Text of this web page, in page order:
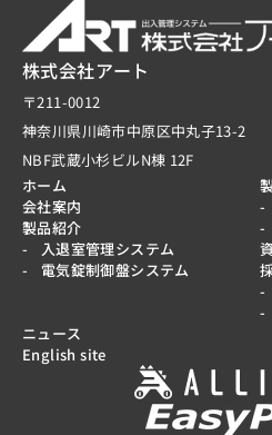
株式会社アート
〒211-0012
神奈川県川崎市中原区中丸子13-2
NBF武蔵小杉ビルN棟 12F
ホーム
会社案内
製品紹介
入退室管理システム
電気錠制御盤システム
ニュース
English site